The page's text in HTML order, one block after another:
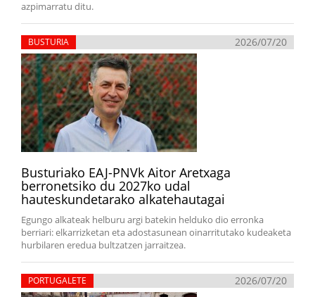
azpimarratu ditu.
BUSTURIA 2026/07/20
Busturiako EAJ-PNVk Aitor Aretxaga
berronetsiko du 2027ko udal
hauteskundetarako alkatehautagai
Egungo alkateak helburu argi batekin helduko dio erronka
berriari: elkarrizketan eta adostasunean oinarritutako kudeaketa
hurbilaren eredua bultzatzen jarraitzea.
PORTUGALETE 2026/07/20